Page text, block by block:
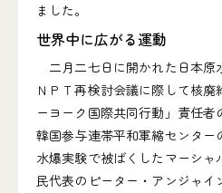
ました。
世界中に広がる運動
二月二七日に開かれた日本原
ＮＰＴ再検討会議に際して核
ーヨーク国際共同行動」責任者
韓国参与連帯平和軍縮センター
水爆実験で被ばくしたマーシ
民代表のピーター・アンジャ